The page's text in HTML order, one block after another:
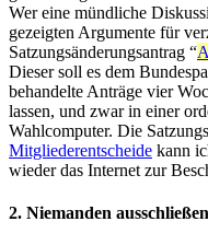
Wer eine mündliche
gezeigten Argumente für
Satzungsänderungsantrag “
Dieser soll es dem
behandelte Anträge vier
lassen, und zwar in einer
Wahlcomputer. Die
Mitgliederentscheide kann
wieder das Internet zur
2. Niemanden